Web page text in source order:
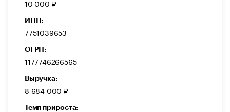
10 000 ₽
ИНН:
7751039653
ОГРН:
1177746266565
Выручка:
8 684 000 ₽
Темп прироста: